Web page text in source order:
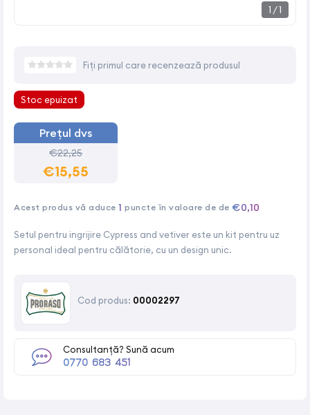
1 /1
Setul pentru ingrijire Cypress and vetiver este un kit pentru uz
personal ideal pentru călătorie, cu un design unic.
Cod produs: 00002297
Consultanță? Sună acum
0770 683 451
Fiți primul care recenzează produsul
Stoc epuizat
Prețul dvs
€22,25
€15,55
Acest produs vă aduce 1 puncte în valoare de de €0,10